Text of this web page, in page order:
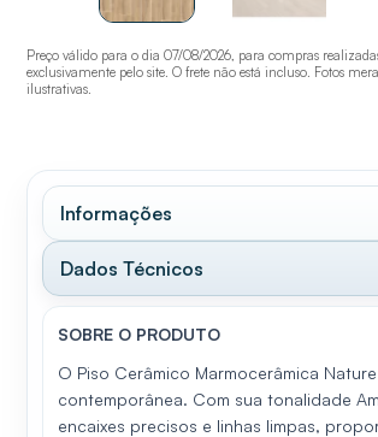
Preço válido para o dia 07/08/2026, para compras
exclusivamente pelo site. O frete não está incluso. Fotos
ilustrativas.
Informações
Dados Técnicos
SOBRE O PRODUTO
O Piso Cerâmico Marmocerâmica
contemporânea. Com sua tonalidade
encaixes precisos e linhas limpas,